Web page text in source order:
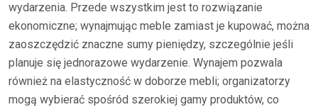
wydarzenia. Przede wszystkim jest to rozwiązanie
ekonomiczne; wynajmując meble zamiast je kupować, można
zaoszczędzić znaczne sumy pieniędzy, szczególnie jeśli
planuje się jednorazowe wydarzenie. Wynajem pozwala
również na elastyczność w doborze mebli; organizatorzy
mogą wybierać spośród szerokiej gamy produktów, co